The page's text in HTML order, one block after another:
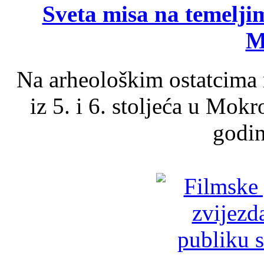
Sveta misa na
Na arheološkim
iz 5. i 6. stoljeća u